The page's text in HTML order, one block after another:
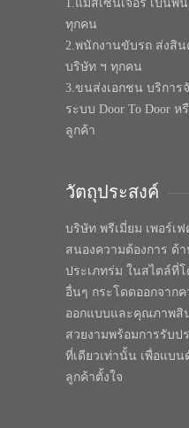
1.แมสเซนเจอร์ เป็นพ
ทุกคน
2.พนักงานขับรถ ส่งสิ
บริษัท ฯ ทุกคน
3.ขนส่งเอกชน บริการ
ระบบ Door To Door
ลูกค้า
วัตถุประสงค์
บริษัท พรีเมี่ยม เพอร์เ
สนองความต้องการ ด้
ประเภทร่ม ในสไตล์ที่
อื่นๆ กระโดดออกจากค
ออกแบบและคุณภาพสิ
สวยงามพร้อมการรับ
ที่เดียวเท่านั้น เพื่อแบ
ลูกค้าตั้งใจ